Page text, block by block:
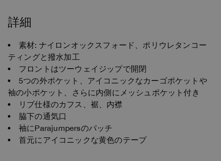
詳細
素材: ナイロンオックスフォード、ポリウレタンコー
ティングと撥水加工
フロントはツーウェイジップで開閉
5つの外ポケット、アイコニックなカーゴポケットや
袖の小ポケット、さらに内側にメッシュポケット付き
リブ仕様のカフス、裾、内襟
脇下の通気口
袖にParajumpersのパッチ
首元にアイコニックな黄色のテープ